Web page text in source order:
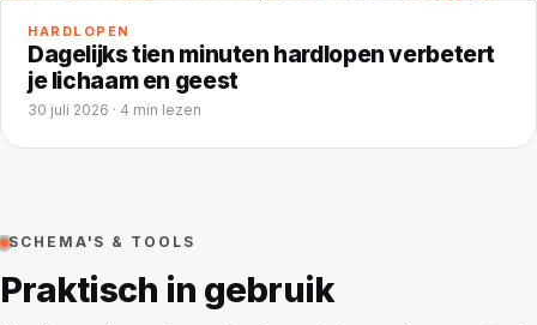
HARDLOPEN
Dagelijks tien minuten hardlopen verbetert
je lichaam en geest
30 juli 2026 · 4 min lezen
SCHEMA'S & TOOLS
Praktisch in gebruik